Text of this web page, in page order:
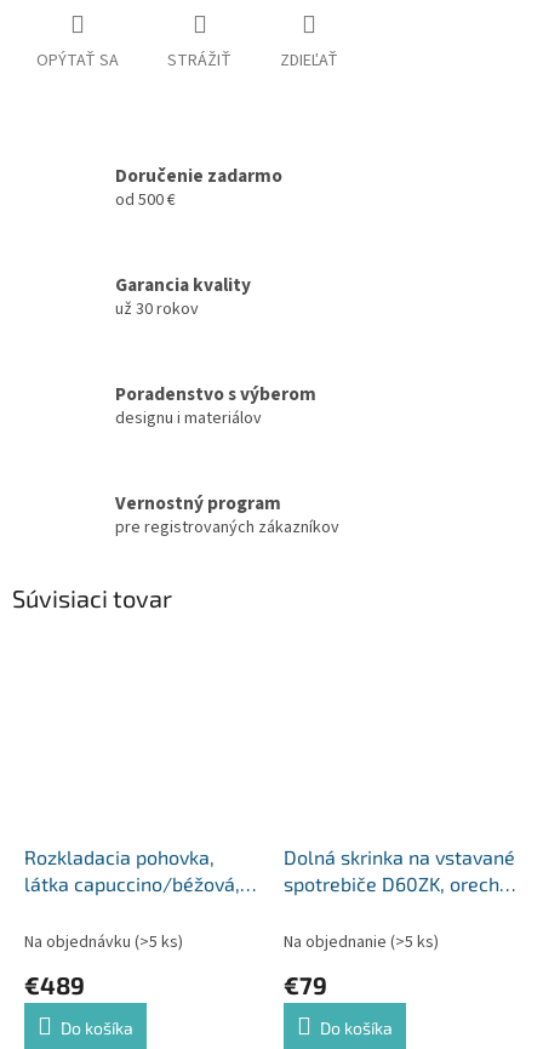
OPÝTAŤ SA STRÁŽIŤ ZDIEĽAŤ
Doručenie zadarmo
od 500 €
Garancia kvality
už 30 rokov
Poradenstvo s výberom
designu i materiálov
Vernostný program
pre registrovaných zákazníkov
Súvisiaci tovar
Rozkladacia pohovka,
látka capuccino/béžová,
Na objednávku (>5 ks)
€489
Do košíka
Dolná skrinka na vstavané
spotrebiče D60ZK, orech
Na objednanie (>5 ks)
€79
Do košíka